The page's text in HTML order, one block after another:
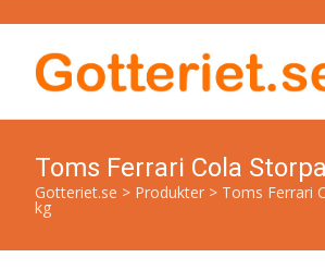
Toms Ferrari Cola
Gotteriet.se > Produkter > Toms Ferrari
kg